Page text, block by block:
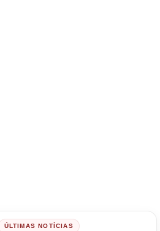
ÚLTIMAS NOTÍCIAS